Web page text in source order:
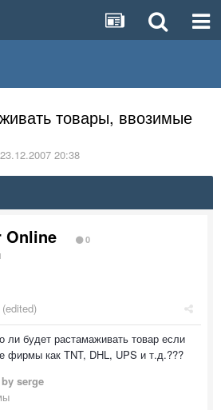
товары, ввозимые
23.12.2007 20:38
Online 0
(edited)
ли будет растамаживать товар если
фирмы как TNT, DHL, UPS и т.д.???
by serge